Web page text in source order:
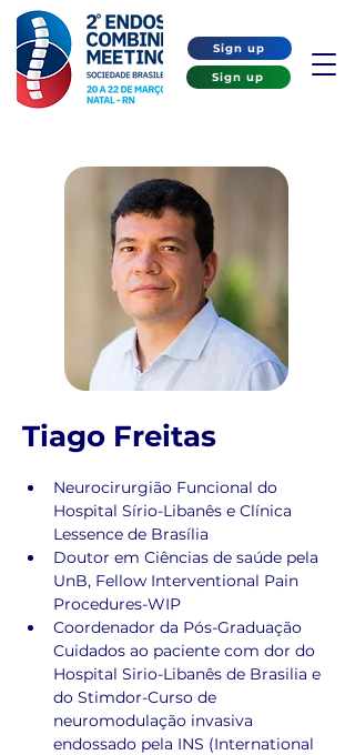
Sign up
Sign up
Tiago Freitas
Neurocirurgião Funcional do
Hospital Sírio-Libanês e Clínica
Lessence de Brasília
Doutor em Ciências de saúde pela
UnB, Fellow Interventional Pain
Procedures-WIP
Coordenador da Pós-Graduação
Cuidados ao paciente com dor do
Hospital Sirio-Libanês de Brasilia e
do Stimdor-Curso de
neuromodulação invasiva
endossado pela INS (International